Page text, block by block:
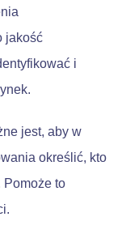
jakość
i
jest, aby w
określić, kto
Pomoże to